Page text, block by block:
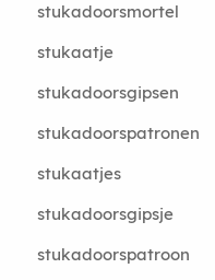
stukadoorsmortel
stukaatje
stukadoorsgipsen
stukadoorspatronen
stukaatjes
stukadoorsgipsje
stukadoorspatroon